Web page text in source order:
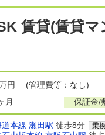
賃貸(賃貸
円 (管理費等：なし)
月 保証金/
道本線 瀬田駅 徒歩8分 乗